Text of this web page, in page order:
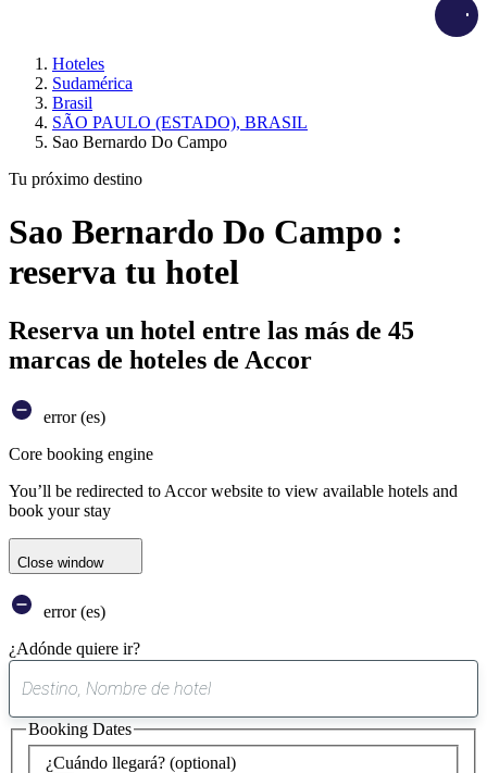
Hoteles
Sudamérica
Brasil
SÃO PAULO (ESTADO), BRASIL
Sao Bernardo Do Campo
Tu próximo destino
Sao Bernardo Do Campo :
reserva tu hotel
Reserva un hotel entre las más de 45
marcas de hoteles de Accor
error (es)
Core booking engine
You’ll be redirected to Accor website to view available hotels and
book your stay
Close window
error (es)
¿Adónde quiere ir?
sugerencia
encontrada
¿Cuándo llegará? (optional)
Booking Dates